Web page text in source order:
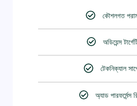
কৌশলগত
অডিয়েন্স
টেকনিক্যাল
অ্যাড পারফর্মেন্স